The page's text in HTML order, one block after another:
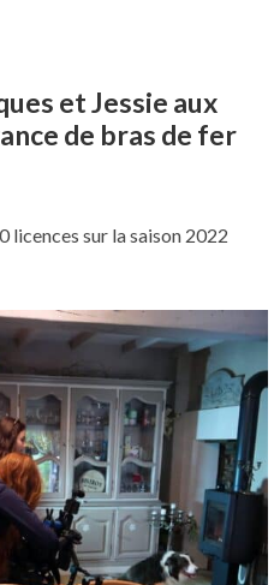
et Jessie aux
de bras de fer
licences sur la saison 2022